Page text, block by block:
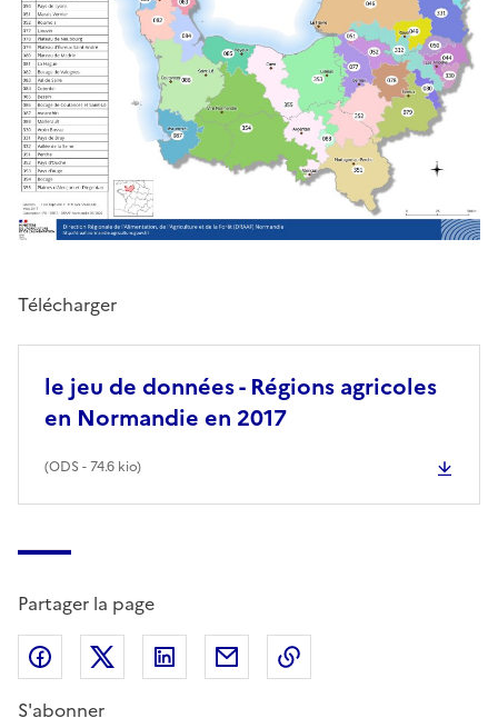
Télécharger
le jeu de données - Régions agricoles
en Normandie en 2017
(ODS - 74.6 kio)
Partager la page
Partager sur Facebook
Partager sur X (anciennement Twitter)
Partager sur LinkedIn
Partager par email
S'abonner